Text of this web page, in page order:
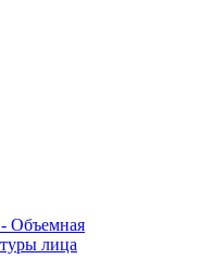
Объемная
лица